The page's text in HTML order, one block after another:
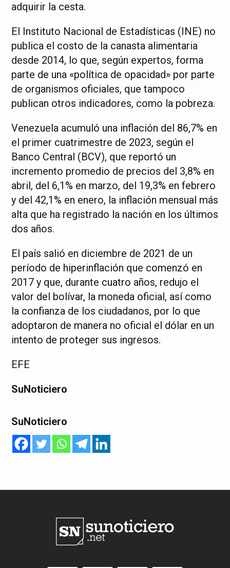
adquirir la cesta.
El Instituto Nacional de Estadísticas (INE) no
publica el costo de la canasta alimentaria
desde 2014, lo que, según expertos, forma
parte de una «política de opacidad» por parte
de organismos oficiales, que tampoco
publican otros indicadores, como la pobreza.
Venezuela acumuló una inflación del 86,7% en
el primer cuatrimestre de 2023, según el
Banco Central (BCV), que reportó un
incremento promedio de precios del 3,8% en
abril, del 6,1% en marzo, del 19,3% en febrero
y del 42,1% en enero, la inflación mensual más
alta que ha registrado la nación en los últimos
dos años.
El país salió en diciembre de 2021 de un
período de hiperinflación que comenzó en
2017 y que, durante cuatro años, redujo el
valor del bolívar, la moneda oficial, así como
la confianza de los ciudadanos, por lo que
adoptaron de manera no oficial el dólar en un
intento de proteger sus ingresos.
EFE
SuNoticiero
SuNoticiero